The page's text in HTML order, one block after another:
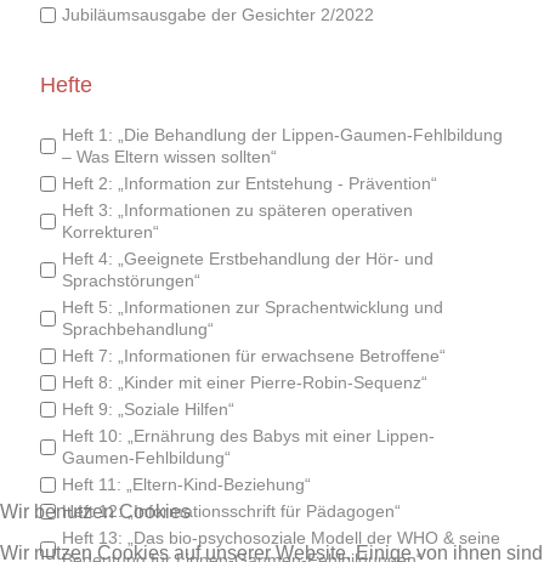
Jubiläumsausgabe der Gesichter 2/2022
Hefte
Heft 1: „Die Behandlung der Lippen-Gaumen-Fehlbildung
– Was Eltern wissen sollten“
Heft 2: „Information zur Entstehung - Prävention“
Heft 3: „Informationen zu späteren operativen
Korrekturen“
Heft 4: „Geeignete Erstbehandlung der Hör- und
Sprachstörungen“
Heft 5: „Informationen zur Sprachentwicklung und
Sprachbehandlung“
Heft 7: „Informationen für erwachsene Betroffene“
Heft 8: „Kinder mit einer Pierre-Robin-Sequenz“
Heft 9: „Soziale Hilfen“
Heft 10: „Ernährung des Babys mit einer Lippen-
Gaumen-Fehlbildung“
Heft 11: „Eltern-Kind-Beziehung“
Heft 12: „Informationsschrift für Pädagogen“
Heft 13: „Das bio-psychosoziale Modell der WHO & seine
Wir benutzen Cookies
Wir nutzen Cookies auf unserer Website. Einige von ihnen sind